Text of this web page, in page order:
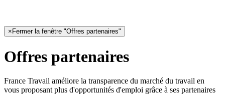
× Fermer la fenêtre "Offres partenaires"
Offres partenaires
France Travail améliore la transparence du marché du travail en
vous proposant plus d'opportunités d'emploi grâce à ses partenaires